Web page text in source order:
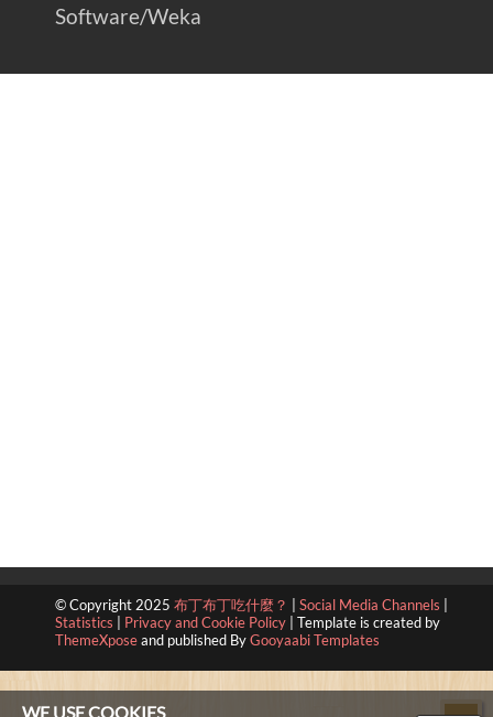
Software/Weka
© Copyright 2025 布丁布丁吃什麼？ Social Media Channels
Statistics
Privacy and Cookie Policy
Template is created by
ThemeXposeand published ByGooyaabi Templates
WE USE COOKIES